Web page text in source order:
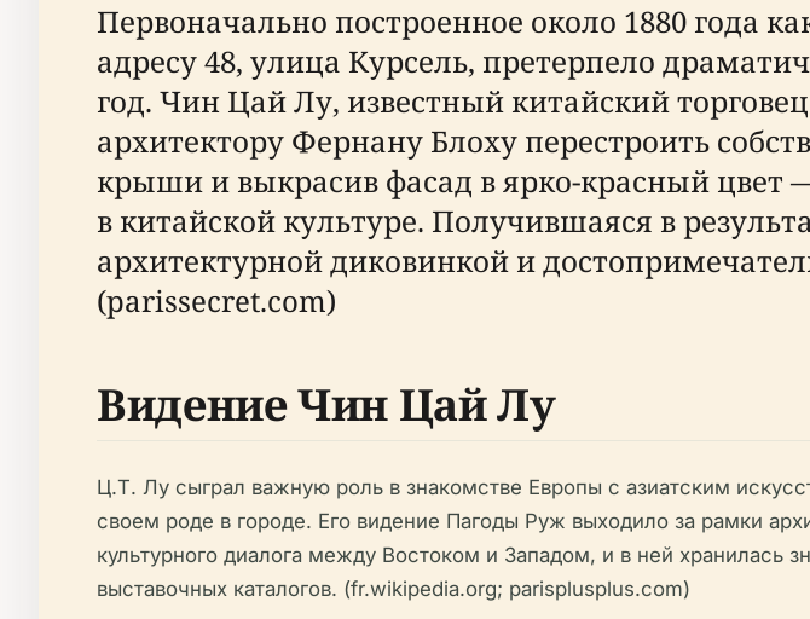
Первоначально построенное около 1880 года
адресу 48, улица Курсель, претерпело
год. Чин Цай Лу, известный китайский
архитектору Фернану Блоху перестроить
крыши и выкрасив фасад в ярко-красный
в китайской культуре. Получившаяся в
архитектурной диковинкой и
(parissecret.com)
Видение Чин Цай Лу
Ц.Т. Лу сыграл важную роль в знакомстве Европы с азиатским
своем роде в городе. Его видение Пагоды Руж выходило за рамки
культурного диалога между Востоком и Западом, и в ней хранилась
выставочных каталогов. (fr.wikipedia.org; parisplusplus.com)